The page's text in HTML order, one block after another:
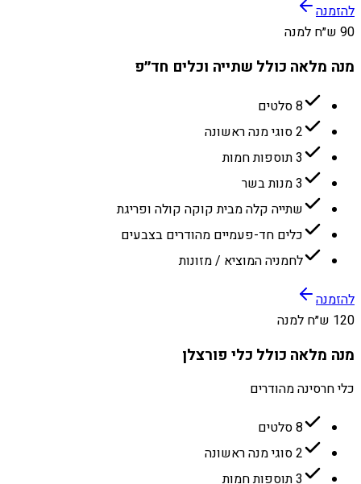
להזמנה
90 ש״ח למנה
מנה מלאה כולל שתייה וכלים חד״פ
8 סלטים
2 סוגי מנה ראשונה
3 תוספות חמות
3 מנות בשר
שתייה קלה מבית קוקה קולה ופריגת
כלים חד-פעמיים מהודרים בצבעים
לחמניה המוציא / מזונות
להזמנה
120 ש״ח למנה
מנה מלאה כולל כלי פורצלן
כלי חרסינה מהודרים
8 סלטים
2 סוגי מנה ראשונה
3 תוספות חמות